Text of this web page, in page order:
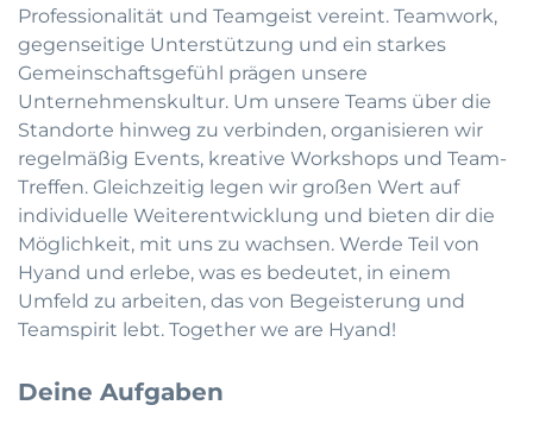
Professionalität und Teamgeist vereint. Teamwork,
gegenseitige Unterstützung und ein starkes
Gemeinschaftsgefühl prägen unsere
Unternehmenskultur. Um unsere Teams über die
Standorte hinweg zu verbinden, organisieren wir
regelmäßig Events, kreative Workshops und Team-
Treffen. Gleichzeitig legen wir großen Wert auf
individuelle Weiterentwicklung und bieten dir die
Möglichkeit, mit uns zu wachsen. Werde Teil von
Hyand und erlebe, was es bedeutet, in einem
Umfeld zu arbeiten, das von Begeisterung und
Teamspirit lebt. Together we are Hyand!
Deine Aufgaben